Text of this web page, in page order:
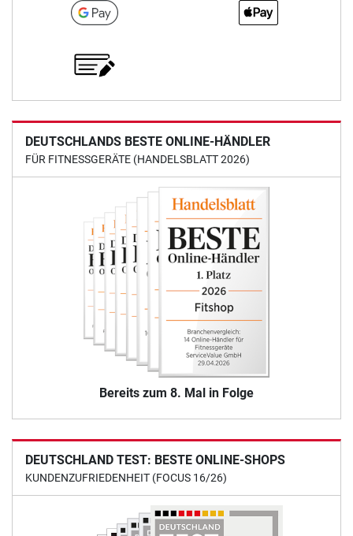
DEUTSCHLANDS BESTE ONLINE-HÄNDLER
FÜR FITNESSGERÄTE (HANDELSBLATT 2026)
Bereits zum 8. Mal in Folge
DEUTSCHLAND TEST: BESTE ONLINE-SHOPS
KUNDENZUFRIEDENHEIT (FOCUS 16/26)